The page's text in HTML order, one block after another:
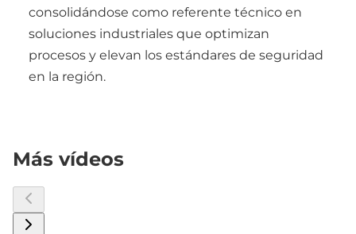
consolidándose como referente técnico en
soluciones industriales que optimizan
procesos y elevan los estándares de seguridad
en la región.
Más vídeos